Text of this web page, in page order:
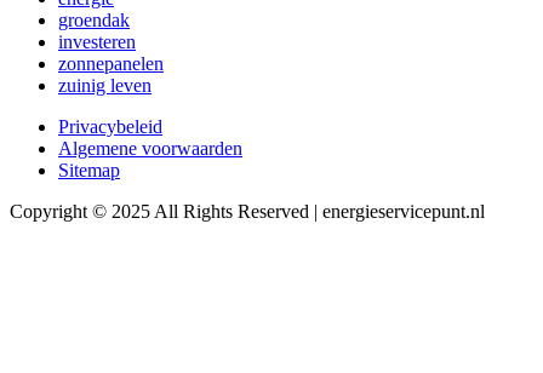
groendak
investeren
zonnepanelen
zuinig leven
Privacybeleid
Algemene voorwaarden
Sitemap
Copyright © 2025 All Rights Reserved | energieservicepunt.nl